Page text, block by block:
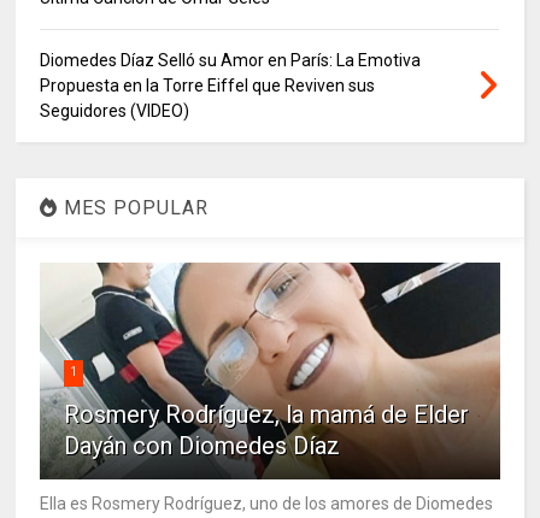
Diomedes Díaz Selló su Amor en París: La Emotiva
Propuesta en la Torre Eiffel que Reviven sus
Seguidores (VIDEO)
MES POPULAR
1
Rosmery Rodríguez, la mamá de Elder
Dayán con Diomedes Díaz
Ella es Rosmery Rodríguez, uno de los amores de Diomedes